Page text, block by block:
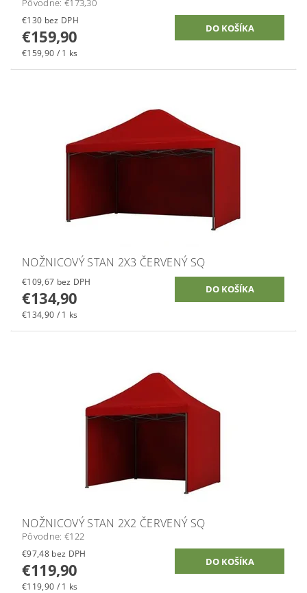
Pôvodne: €173,30
€130 bez DPH
€159,90
€159,90 / 1 ks
NOŽNICOVÝ STAN 2X3 ČERVENÝ SQ
€109,67 bez DPH
€134,90
€134,90 / 1 ks
NOŽNICOVÝ STAN 2X2 ČERVENÝ SQ
Pôvodne: €122
€97,48 bez DPH
€119,90
€119,90 / 1 ks